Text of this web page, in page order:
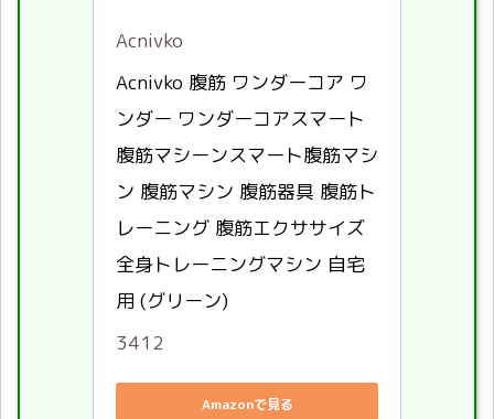
Acnivko
Acnivko 腹筋 ワンダーコア ワ
ンダー ワンダーコアスマート
腹筋マシーンスマート腹筋マシ
ン 腹筋マシン 腹筋器具 腹筋ト
レーニング 腹筋エクササイズ
全身トレーニングマシン 自宅
用 (グリーン)
3412
Amazonで見る